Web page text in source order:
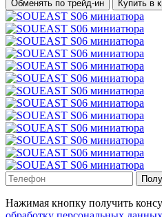
Обменять по трейд-ин Купить в
Нажимая кнопку получить